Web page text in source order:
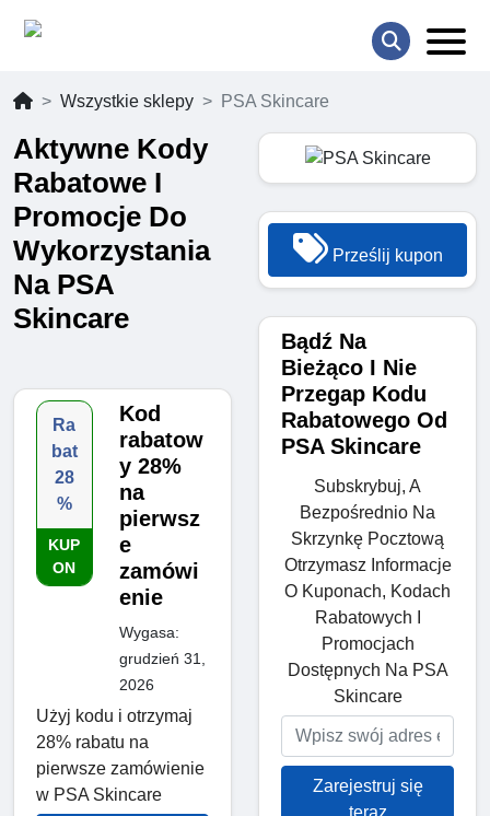
Wszystkie sklepy PSA Skincare
Aktywne Kody
Rabatowe I
Promocje Do
Wykorzystania
Na PSA
Skincare
Ra
bat
28
%
KUP
ON
Kod
rabatow
y 28%
na
pierwsz
e
zamówi
enie
Wygasa:
grudzień 31,
2026
Użyj kodu i otrzymaj
28% rabatu na
pierwsze zamówienie
w PSA Skincare
Prześlij kupon
Bądź Na
Bieżąco I Nie
Przegap Kodu
Rabatowego Od
PSA Skincare
Subskrybuj, A
Bezpośrednio Na
Skrzynkę Pocztową
Otrzymasz Informacje
O Kuponach, Kodach
Rabatowych I
Promocjach
Dostępnych Na PSA
Skincare
Zarejestruj się
teraz